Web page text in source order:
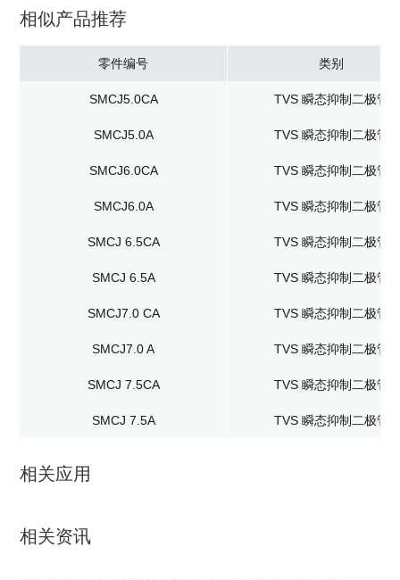
相似产品推荐
零件编号 类别
SMCJ5.0CA TVS 瞬态抑制二极管
SMCJ5.0A TVS 瞬态抑制二极管
SMCJ6.0CA TVS 瞬态抑制二极管
SMCJ6.0A TVS 瞬态抑制二极管
SMCJ 6.5CA TVS 瞬态抑制二极管
SMCJ 6.5A TVS 瞬态抑制二极管
SMCJ7.0 CA TVS 瞬态抑制二极管
SMCJ7.0 A TVS 瞬态抑制二极管
SMCJ 7.5CA TVS 瞬态抑制二极管
SMCJ 7.5A TVS 瞬态抑制二极管
相关应用
相关资讯